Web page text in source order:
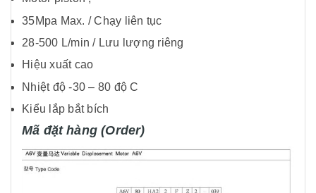
35Mpa Max. / Chạy liên tục
28-500 L/min / Lưu lượng riêng
Hiệu xuất cao
Nhiệt độ -30 – 80 độ C
Kiểu lắp bắt bích
Mã đặt hàng (Order)